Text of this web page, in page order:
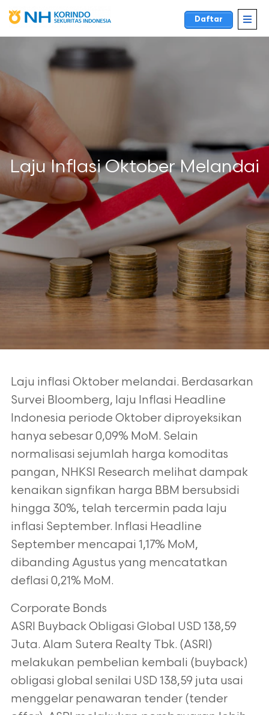
Daftar
Laju Inflasi Oktober Melandai
Laju inflasi Oktober melandai. Berdasarkan
Survei Bloomberg, laju Inflasi Headline
Indonesia periode Oktober diproyeksikan
hanya sebesar 0,09% MoM. Selain
normalisasi sejumlah harga komoditas
pangan, NHKSI Research melihat dampak
kenaikan signfikan harga BBM bersubsidi
hingga 30%, telah tercermin pada laju
inflasi September. Inflasi Headline
September mencapai 1,17% MoM,
dibanding Agustus yang mencatatkan
deflasi 0,21% MoM.
Corporate Bonds
ASRI Buyback Obligasi Global USD 138,59
Juta. Alam Sutera Realty Tbk. (ASRI)
melakukan pembelian kembali (buyback)
obligasi global senilai USD 138,59 juta usai
menggelar penawaran tender (tender